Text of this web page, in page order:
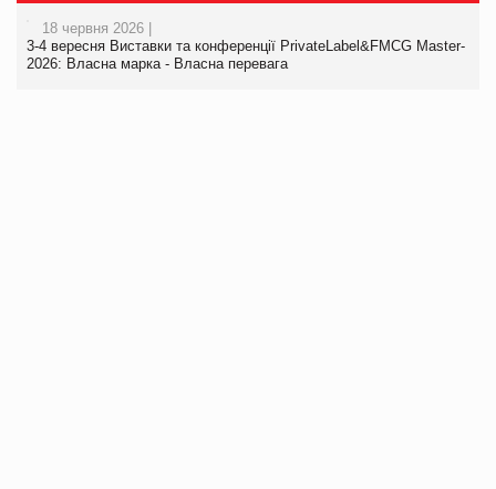
18 червня 2026 |
3-4 вересня Виставки та конференції PrivateLabel&FMCG Master-
2026: Власна марка - Власна перевага